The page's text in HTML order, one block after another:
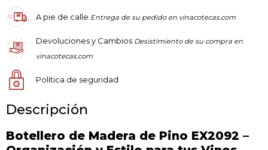
A pie de calle Entrega de su pedido en vinacotecas.com
Devoluciones y Cambios Desistimiento de su compra en
vinacotecas.com
Política de seguridad
Descripción
Botellero de Madera de Pino EX2092 –